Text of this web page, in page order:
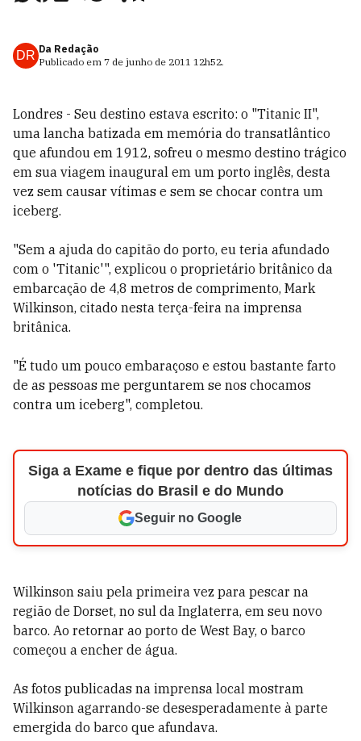
DR Da Redação
Publicado em 7 de junho de 2011 12h52.
Londres - Seu destino estava escrito: o "Titanic II",
uma lancha batizada em memória do transatlântico
que afundou em 1912, sofreu o mesmo destino trágico
em sua viagem inaugural em um porto inglês, desta
vez sem causar vítimas e sem se chocar contra um
iceberg.
"Sem a ajuda do capitão do porto, eu teria afundado
com o 'Titanic'", explicou o proprietário britânico da
embarcação de 4,8 metros de comprimento, Mark
Wilkinson, citado nesta terça-feira na imprensa
britânica.
"É tudo um pouco embaraçoso e estou bastante farto
de as pessoas me perguntarem se nos chocamos
contra um iceberg", completou.
Siga a Exame e fique por dentro das últimas
notícias do Brasil e do Mundo
Seguir no Google
Wilkinson saiu pela primeira vez para pescar na
região de Dorset, no sul da Inglaterra, em seu novo
barco. Ao retornar ao porto de West Bay, o barco
começou a encher de água.
As fotos publicadas na imprensa local mostram
Wilkinson agarrando-se desesperadamente à parte
emergida do barco que afundava.